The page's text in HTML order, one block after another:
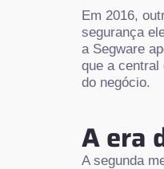
Em 2016,
segurança
a Segware
que a central
do negócio.
A era
A segunda